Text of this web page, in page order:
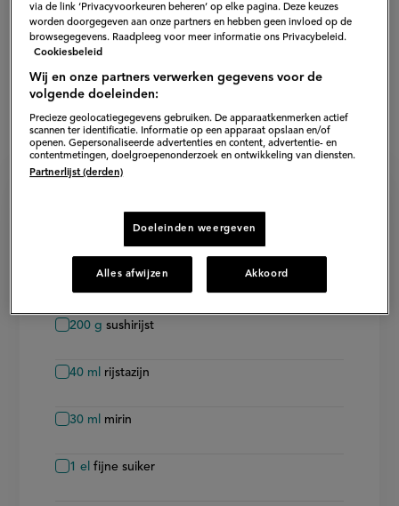
Eveline
Wu
Hugo
Kennis
beste sushi-combinaties gebruikt:
omelet met zeewier, zalm met
verrassend, krabstick met
geflambeerde kaas."
Ingrediënten voor inari sushi
4personen
Persoon
−
Persoon
+
Sushirijst
200 g sushirijst
40 ml rijstazijn
30 ml mirin
1 el fijne suiker
via de link ‘Privacyvoorkeuren beheren’ op elke pagina. Deze keuzes
worden doorgegeven aan onze partners en hebben geen invloed op de
browsegegevens. Raadpleeg voor meer informatie ons Privacybeleid.
Cookiesbeleid
Wij en onze partners verwerken gegevens voor de
volgende doeleinden:
Precieze geolocatiegegevens gebruiken. De apparaatkenmerken actief
scannen ter identificatie. Informatie op een apparaat opslaan en/of
openen. Gepersonaliseerde advertenties en content, advertentie- en
contentmetingen, doelgroepenonderzoek en ontwikkeling van diensten.
Partnerlijst (derden)
Doeleinden weergeven
Alles afwijzen Akkoord